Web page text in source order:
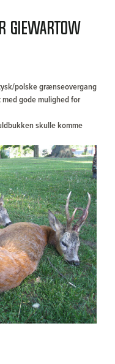
Giewartow
polske grænseovergang
gode mulighed for
skulle komme